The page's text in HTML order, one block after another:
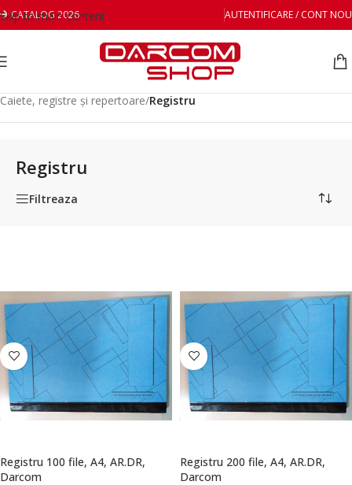
Skip to main content
CATALOG 2026 AUTENTIFICARE / CONT NOU
Hartie & articole din hârtie/
Caiete, registre și repertoare/Registru
Registru
Filtreaza
Registru 100 file, A4, AR.DR,
Darcom
Registru 200 file, A4, AR.DR,
Darcom